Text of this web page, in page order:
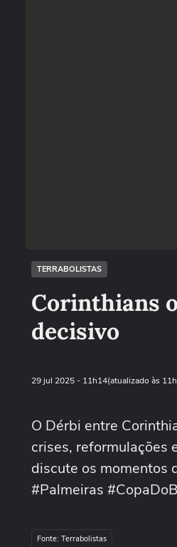
TERRABOLISTAS
Corinthians
decisivo
29 jul 2025- 11h14(atualizado às
O Dérbi entre
crises, reformulações
discute os momentos
#Palmeiras
Fonte: Terrabolistas